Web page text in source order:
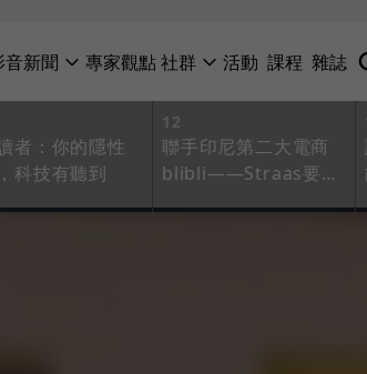
音新聞 專家觀點社群 活動 課程 雜誌
者：你的隱性
科技有聽到
12
聯手印尼第二大電商
blibli——Straas要助